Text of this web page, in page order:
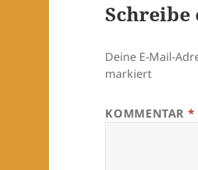
Deine E-Mail-
markiert
KOMMENTAR *